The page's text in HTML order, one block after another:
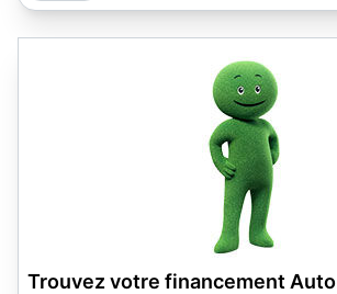
Trouvez votre financement Auto